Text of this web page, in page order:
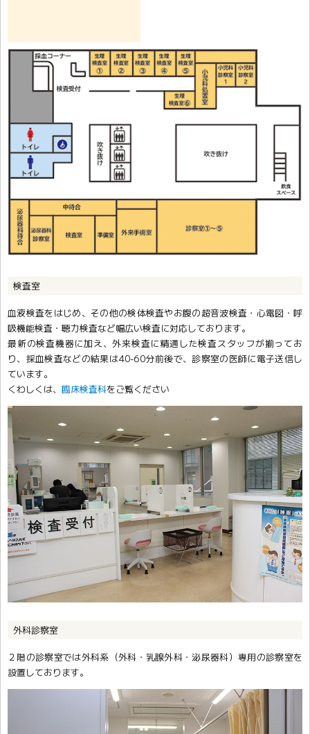
検査室
血液検査をはじめ、その他の検体検査やお腹の超音波検査・心電図・呼
吸機能検査・聴力検査など幅広い検査に対応しております。
最新の検査機器に加え、外来検査に精通した検査スタッフが揃ってお
り、採血検査などの結果は40-60分前後で、診察室の医師に電子送信し
ています。
くわしくは、 臨床検査科をご覧ください
外科診察室
２階の診察室では外科系（外科・乳腺外科・泌尿器科）専用の診察室を
設置しております。